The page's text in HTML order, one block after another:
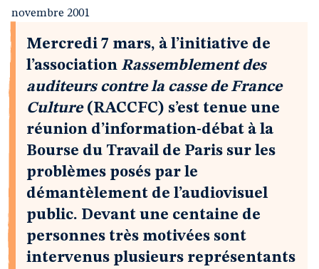
novembre 2001
Mercredi 7 mars, à l’initiative de
l’association Rassemblement des
auditeurs contre la casse de France
Culture(RACCFC) s’est tenue une
réunion d’information-débat à la
Bourse du Travail de Paris sur les
problèmes posés par le
démantèlement de l’audiovisuel
public. Devant une centaine de
personnes très motivées sont
intervenus plusieurs représentants